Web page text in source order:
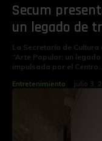
Secum
un legado de
La Secretaría de
“Arte Popular: un
impulsada por el Centro...
Entretenimiento julio 3,